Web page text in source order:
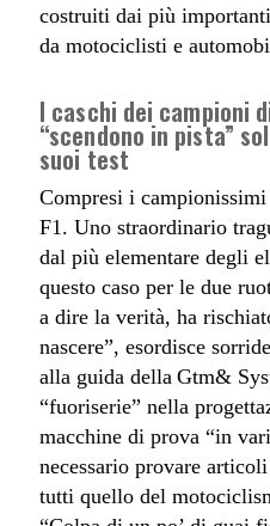
costruiti dai più
da motociclisti e
I caschi dei campioni
“scendono in pista”
suoi test
Compresi i
F1. Uno straordinario
dal più elementare degli
questo caso per le due
a dire la verità, ha
nascere”, esordisce
alla guida della Gtm&
“fuoriserie” nella
macchine di prova “in
necessario provare
tutti quello del